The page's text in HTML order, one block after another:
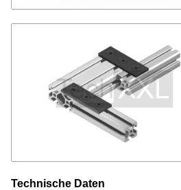
Technische Daten